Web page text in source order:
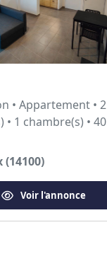
• Appartement • 2
• 1 chambre(s) • 40
(14100)
Voir l'annonce